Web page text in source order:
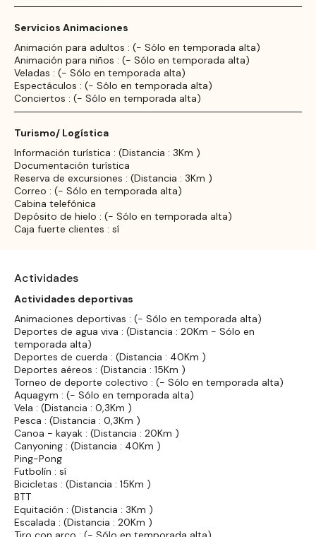
Servicios Animaciones
Animación para adultos : (- Sólo en temporada alta)
Animación para niños : (- Sólo en temporada alta)
Veladas : (- Sólo en temporada alta)
Espectáculos : (- Sólo en temporada alta)
Conciertos : (- Sólo en temporada alta)
Turismo/ Logística
Información turística : (Distancia : 3Km )
Documentación turística
Reserva de excursiones : (Distancia : 3Km )
Correo : (- Sólo en temporada alta)
Cabina telefónica
Depósito de hielo : (- Sólo en temporada alta)
Caja fuerte clientes : sí
Actividades
Actividades deportivas
Animaciones deportivas : (- Sólo en temporada alta)
Deportes de agua viva : (Distancia : 20Km - Sólo en
temporada alta)
Deportes de cuerda : (Distancia : 40Km )
Deportes aéreos : (Distancia : 15Km )
Torneo de deporte colectivo : (- Sólo en temporada alta)
Aquagym : (- Sólo en temporada alta)
Vela : (Distancia : 0,3Km )
Pesca : (Distancia : 0,3Km )
Canoa - kayak : (Distancia : 20Km )
Canyoning : (Distancia : 40Km )
Ping-Pong
Futbolín : sí
Bicicletas : (Distancia : 15Km )
BTT
Equitación : (Distancia : 3Km )
Escalada : (Distancia : 20Km )